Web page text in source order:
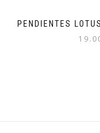
PENDIENTES